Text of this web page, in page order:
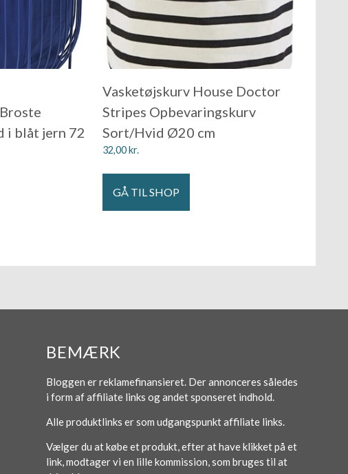
i blåt jern 72
Vasketøjskurv House Doctor
Stripes Opbevaringskurv
Sort/Hvid Ø20 cm
32,00kr.
GÅ TIL SHOP
BEMÆRK
Bloggen er reklamefinansieret. Der annonceres således
i form af affiliate links og andet sponseret indhold.
Alle produktlinks er som udgangspunkt affiliate links.
Vælger du at købe et produkt, efter at have klikket på et
link, modtager vi en lille kommission, som bruges til at